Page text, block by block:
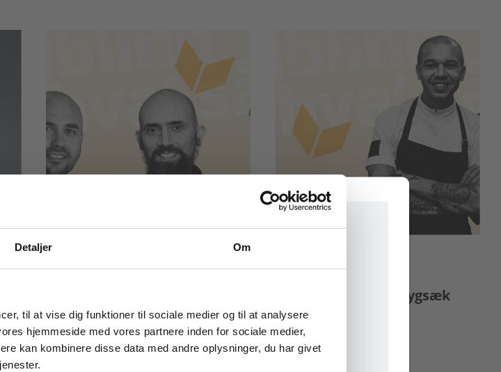
Detaljer Om
til at vise dig funktioner til sociale medier og til at analysere
hjemmeside med vores partnere inden for sociale medier,
kan kombinere disse data med andre oplysninger, du har givet
på
erhvervsuddannelser
EUD
forlomme til it-rygsæk
EUD
ORDBLINDHED
Tilgå dine onlinematerialer